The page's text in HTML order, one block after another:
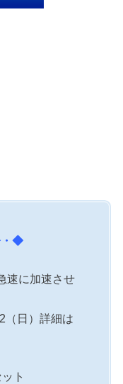
◆
速に加速させ
日）詳細は
ト